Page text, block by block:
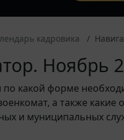
кадровика
Ноябрь
по какой форме
а также какие
и муниципальных